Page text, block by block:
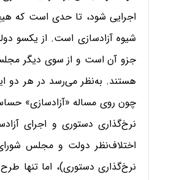
اجرایی شود، تا حدی است که
شیوه آزادسازی است. از یکسو
جزو آن است و از سوی دیگر
هستند. به‌نظر می‌رسد در هر دو
چون روی مساله «آزادسازی»
نرخ‌گذاری دستوری و اجرای
اختلاف‌نظر دولت و مجلس
نرخ‌گذاری دستوری)، اما تنها